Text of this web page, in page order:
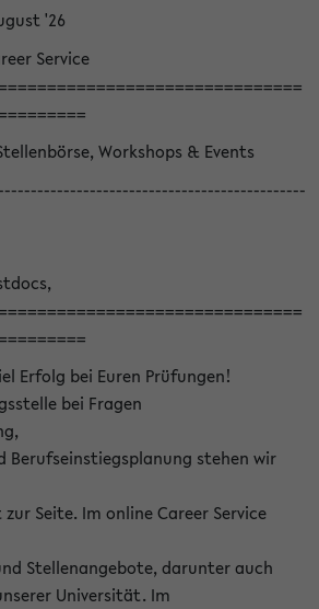
'26
Service
Workshops & Events
Erfolg bei Euren Prüfungen!
bei Fragen
Berufseinstiegsplanung stehen wir
Seite. Im online Career Service
Stellenangebote, darunter auch
Universität. Im